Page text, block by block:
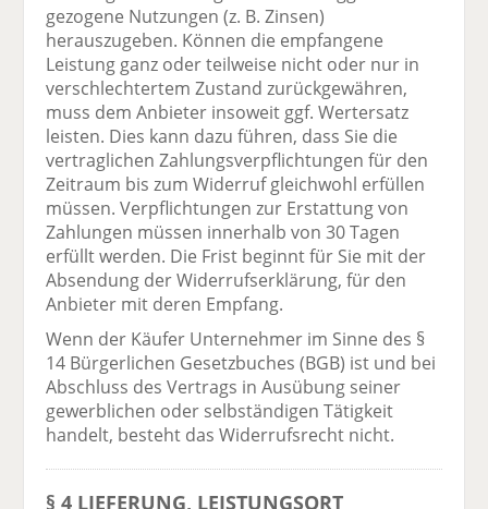
gezogene Nutzungen (z. B. Zinsen)
herauszugeben. Können die empfangene
Leistung ganz oder teilweise nicht oder nur in
verschlechtertem Zustand zurückgewähren,
muss dem Anbieter insoweit ggf. Wertersatz
leisten. Dies kann dazu führen, dass Sie die
vertraglichen Zahlungsverpflichtungen für den
Zeitraum bis zum Widerruf gleichwohl erfüllen
müssen. Verpflichtungen zur Erstattung von
Zahlungen müssen innerhalb von 30 Tagen
erfüllt werden. Die Frist beginnt für Sie mit der
Absendung der Widerrufserklärung, für den
Anbieter mit deren Empfang.
Wenn der Käufer Unternehmer im Sinne des §
14 Bürgerlichen Gesetzbuches (BGB) ist und bei
Abschluss des Vertrags in Ausübung seiner
gewerblichen oder selbständigen Tätigkeit
handelt, besteht das Widerrufsrecht nicht.
§ 4 LIEFERUNG, LEISTUNGSORT